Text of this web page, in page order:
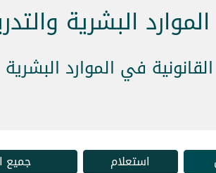
البشرية
في الموارد البشرية
استعلام جميع